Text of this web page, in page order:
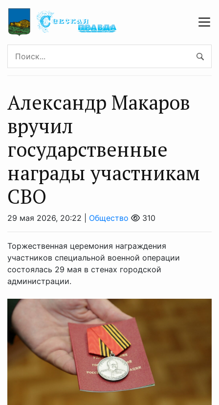
Александр Макаров
вручил
государственные
награды участникам
СВО
29 мая 2026, 20:22 | Общество 310
Торжественная церемония награждения
участников специальной военной операции
состоялась 29 мая в стенах городской
администрации.